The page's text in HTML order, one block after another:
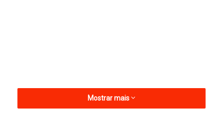
Mostrar mais